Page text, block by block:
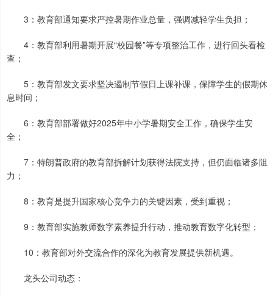
3：教育部通知要求严控暑期作业总量，强调减轻学生负担；
4：教育部利用暑期开展“校园餐”等专项整治工作，进行回头看检
查；
5：教育部发文要求坚决遏制节假日上课补课，保障学生的假期休
息时间；
6：教育部部署做好2025年中小学暑期安全工作，确保学生安
全；
7：特朗普政府的教育部拆解计划获得法院支持，但仍面临诸多阻
力；
8：教育是提升国家核心竞争力的关键因素，受到重视；
9：教育部实施教师数字素养提升行动，推动教育数字化转型；
10：教育部对外交流合作的深化为教育发展提供新机遇。
龙头公司动态：